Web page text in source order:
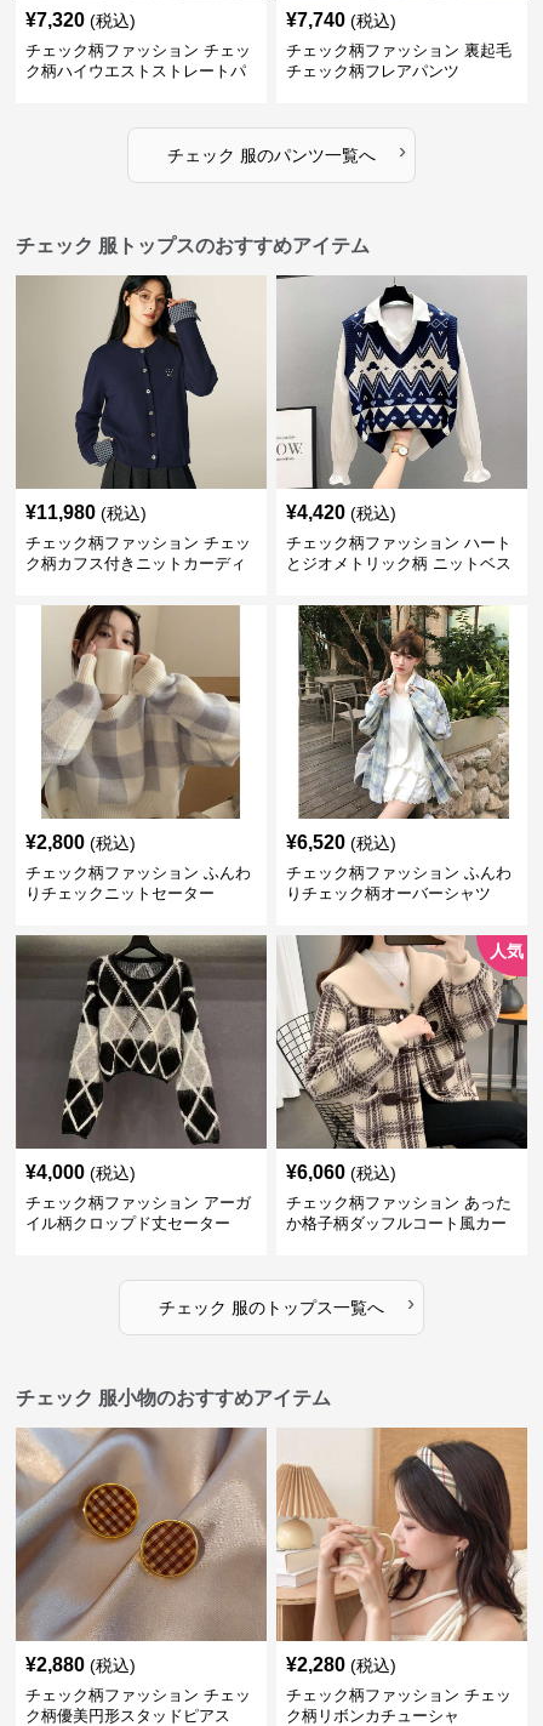
¥7,320 (税込)
チェック柄ファッション チェッ
ク柄ハイウエストストレートパ
¥7,740 (税込)
チェック柄ファッション 裏起毛
チェック柄フレアパンツ
チェック 服のパンツ一覧へ ›
チェック 服トップスのおすすめアイテム
¥11,980 (税込)
チェック柄ファッション チェッ
ク柄カフス付きニットカーディ
¥4,420 (税込)
チェック柄ファッション ハート
とジオメトリック柄 ニットベス
¥2,800 (税込)
チェック柄ファッション ふんわ
りチェックニットセーター
¥6,520 (税込)
チェック柄ファッション ふんわ
りチェック柄オーバーシャツ
¥4,000 (税込)
チェック柄ファッション アーガ
イル柄クロップド丈セーター
人気
¥6,060 (税込)
チェック柄ファッション あった
か格子柄ダッフルコート風カー
チェック 服のトップス一覧へ ›
チェック 服小物のおすすめアイテム
¥2,880 (税込)
チェック柄ファッション チェッ
ク柄優美円形スタッドピアス
¥2,280 (税込)
チェック柄ファッション チェッ
ク柄リボンカチューシャ